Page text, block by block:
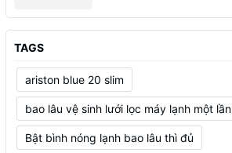
TAGS
ariston blue 20 slim
bao lâu vệ sinh lưới lọc máy lạnh một lần
Bật bình nóng lạnh bao lâu thì đủ